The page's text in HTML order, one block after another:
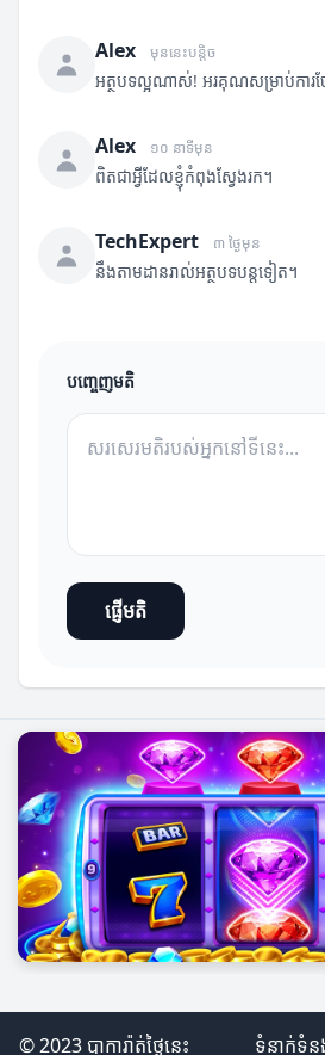
Alex មុននេះបន្តិច
អត្ថបទល្អណាស់! អរគុណសម្រាប់ការ
Alex ១០ នាទីមុន
ពិតជាអ្វីដែលខ្ញុំកំពុងស្វែងរក។
TechExpert ៣ ថ្ងៃមុន
នឹងតាមដានរាល់អត្ថបទបន្តទៀត។
បញ្ចេញមតិ
ផ្ញើមតិ
© 2023 បាការ៉ាត់ថ្ងៃនេះ ទំនាក់ទំន